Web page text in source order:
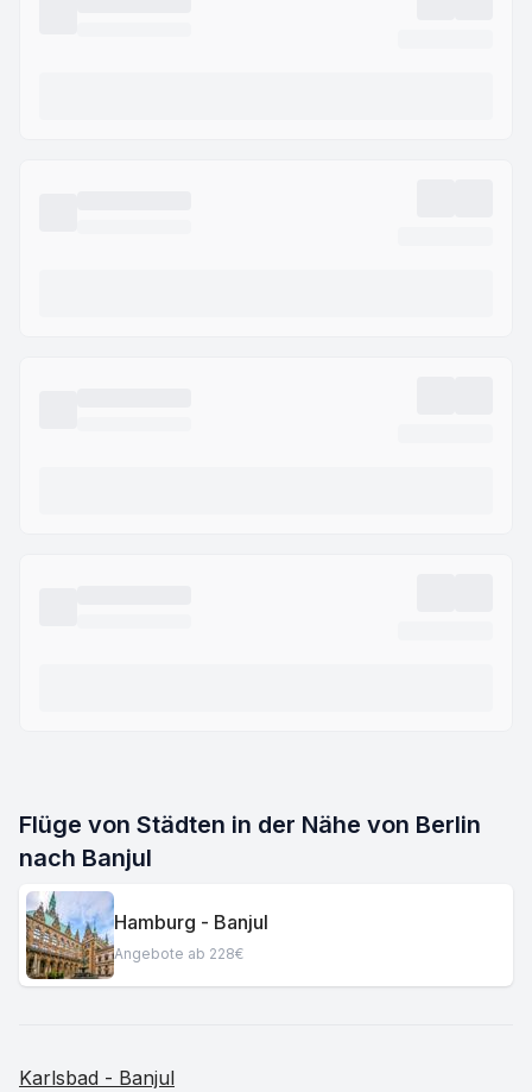
Flüge von Städten in der Nähe von Berlin
nach Banjul
Hamburg - Banjul
Angebote ab 228€
Karlsbad - Banjul